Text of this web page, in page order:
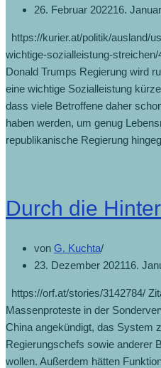
26. Februar 202216.
https://kurier.at/politik/ausland/
wichtige-sozialleistung-
Donald Trumps Regierung wird
eine wichtige Sozialleistung
dass viele Betroffene daher
haben werden, um genug
republikanische Regierung
Durch die
von G. Kuchta
23. Dezember 202116.
https://orf.at/stories/3142784/
Massenproteste in der
China angekündigt, das System
Regierungschefs sowie anderer
wollen. Außerdem hätten